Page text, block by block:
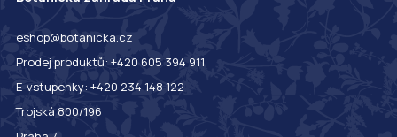
eshop@botanicka.cz
Prodej produktů: +420 605 394 911
E-vstupenky: +420 234 148 122
Trojská 800/196